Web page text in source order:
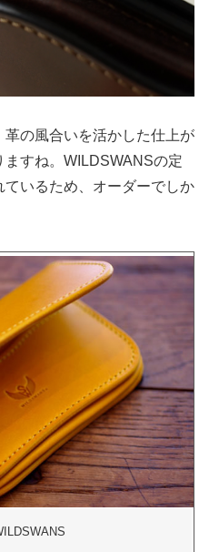
の風合いを活かした仕上が
すね。WILDSWANSの定
いるため、オーダーでしか